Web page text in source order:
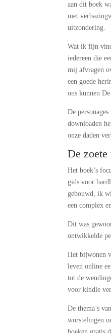
aan dit boek
met
uitzondering.
Wat ik fijn
iedereen die
mij afvragen
een goede
ons kunnen
De
downloaden
onze daden
De
Het boek’s
gids voor
gebouwd, ik
een complex
Dit was
ontwikkelde
Het bijwonen
leven online
tot de
voor kindle
De thema’s
worstelingen